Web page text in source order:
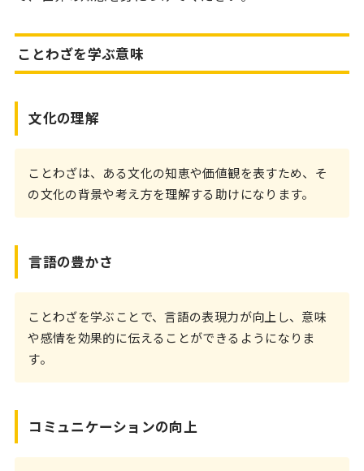
ことわざを学ぶ意味
文化の理解
ことわざは、ある文化の知恵や価値観を表すため、そ
の文化の背景や考え方を理解する助けになります。
言語の豊かさ
ことわざを学ぶことで、言語の表現力が向上し、意味
や感情を効果的に伝えることができるようになりま
す。
コミュニケーションの向上